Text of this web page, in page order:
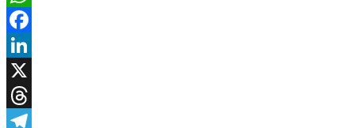
WhatsApp
Facebook
LinkedIn
X
Threads